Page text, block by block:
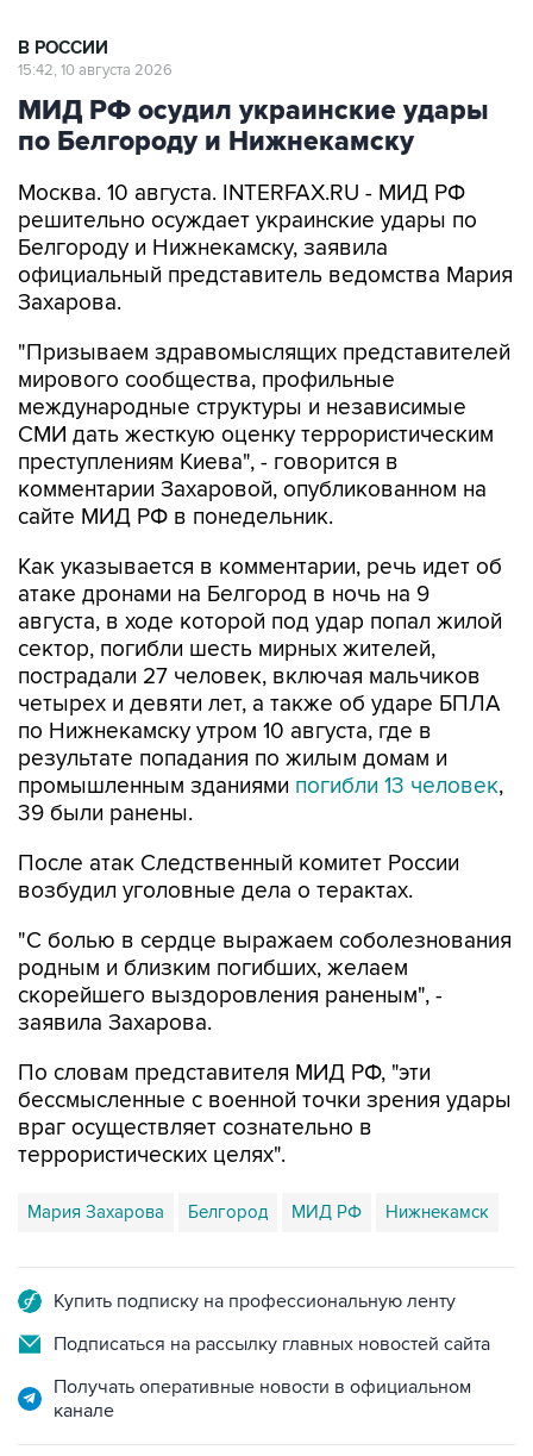
В РОССИИ
15:42, 10 августа 2026
МИД РФ осудил украинские удары
по Белгороду и Нижнекамску
Москва. 10 августа. INTERFAX.RU - МИД РФ
решительно осуждает украинские удары по
Белгороду и Нижнекамску, заявила
официальный представитель ведомства Мария
Захарова.
"Призываем здравомыслящих представителей
мирового сообщества, профильные
международные структуры и независимые
СМИ дать жесткую оценку террористическим
преступлениям Киева", - говорится в
комментарии Захаровой, опубликованном на
сайте МИД РФ в понедельник.
Как указывается в комментарии, речь идет об
атаке дронами на Белгород в ночь на 9
августа, в ходе которой под удар попал жилой
сектор, погибли шесть мирных жителей,
пострадали 27 человек, включая мальчиков
четырех и девяти лет, а также об ударе БПЛА
по Нижнекамску утром 10 августа, где в
результате попадания по жилым домам и
промышленным зданиями погибли 13 человек,
39 были ранены.
После атак Следственный комитет России
возбудил уголовные дела о терактах.
"С болью в сердце выражаем соболезнования
родным и близким погибших, желаем
скорейшего выздоровления раненым", -
заявила Захарова.
По словам представителя МИД РФ, "эти
бессмысленные с военной точки зрения удары
враг осуществляет сознательно в
террористических целях".
Мария Захарова Белгород МИД РФ Нижнекамск
Купить подписку на профессиональную ленту
Подписаться на рассылку главных новостей сайта
Получать оперативные новости в официальном
канале